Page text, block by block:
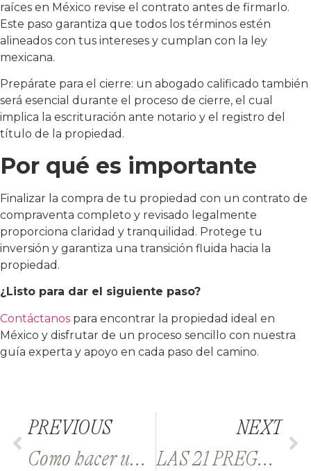
raíces en México revise el contrato antes de firmarlo.
Este paso garantiza que todos los términos estén
alineados con tus intereses y cumplan con la ley
mexicana.
Prepárate para el cierre: un abogado calificado también
será esencial durante el proceso de cierre, el cual
implica la escrituración ante notario y el registro del
título de la propiedad.
Por qué es importante
Finalizar la compra de tu propiedad con un contrato de
compraventa completo y revisado legalmente
proporciona claridad y tranquilidad. Protege tu
inversión y garantiza una transición fluida hacia la
propiedad.
¿Listo para dar el siguiente paso?
Contáctanos para encontrar la propiedad ideal en
México y disfrutar de un proceso sencillo con nuestra
guía experta y apoyo en cada paso del camino.
PREVIOUS
Cómo hacer una oferta final por la propiedad de tus sueños en México
NEXT
LAS 21 PREGUNTAS FRECUENTES DE INVERSIONISTAS EXTRANJEROS | TAO Mexico